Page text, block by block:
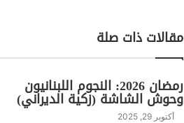
مقالات ذات صلة
رمضان 2026: النجوم اللبنانيون
وحوش الشاشة (زكية الديراني)
أكتوبر 29, 2025